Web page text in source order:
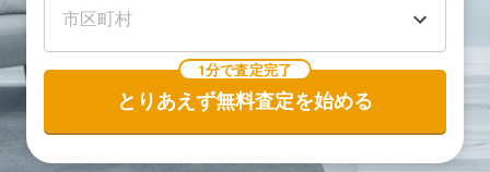
1分で査定完了
とりあえず無料査定を始める